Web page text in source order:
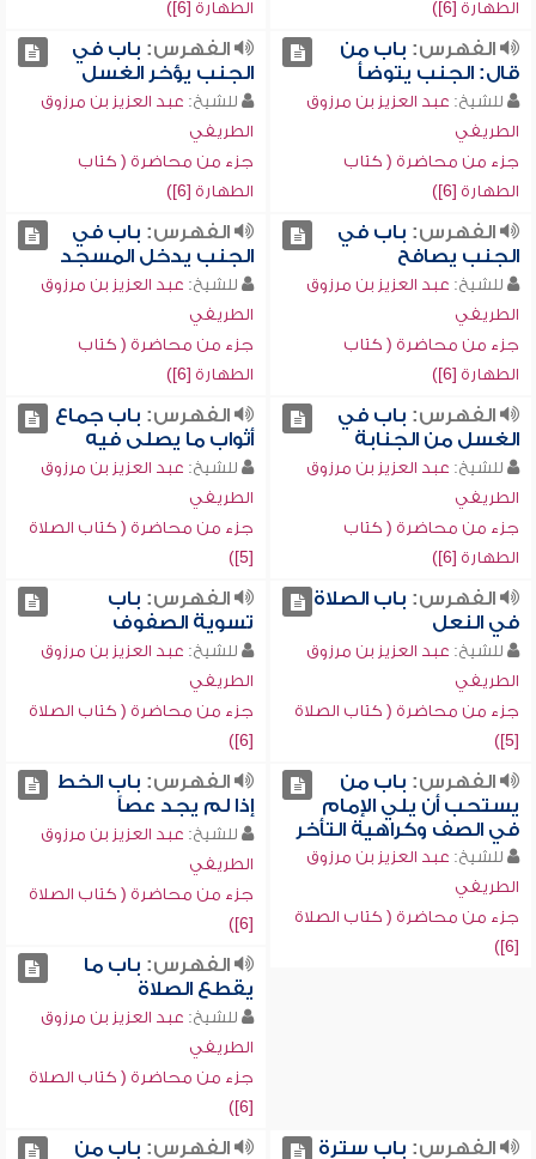
الطهارة [6])
الطهارة [6])
الفهرس: باب من
قال: الجنب يتوضأ
للشيخ: عبد العزيز بن مرزوق
الطريفي
جزء من محاضرة ( كتاب
الطهارة [6])
الفهرس: باب في
الجنب يؤخر الغسل
للشيخ: عبد العزيز بن مرزوق
الطريفي
جزء من محاضرة ( كتاب
الطهارة [6])
الفهرس: باب في
الجنب يصافح
للشيخ: عبد العزيز بن مرزوق
الطريفي
جزء من محاضرة ( كتاب
الطهارة [6])
الفهرس: باب في
الجنب يدخل المسجد
للشيخ: عبد العزيز بن مرزوق
الطريفي
جزء من محاضرة ( كتاب
الطهارة [6])
الفهرس: باب في
الغسل من الجنابة
للشيخ: عبد العزيز بن مرزوق
الطريفي
جزء من محاضرة ( كتاب
الطهارة [6])
الفهرس: باب جماع
أثواب ما يصلى فيه
للشيخ: عبد العزيز بن مرزوق
الطريفي
جزء من محاضرة ( كتاب الصلاة
[5])
الفهرس: باب الصلاة
في النعل
للشيخ: عبد العزيز بن مرزوق
الطريفي
جزء من محاضرة ( كتاب الصلاة
[5])
الفهرس: باب
تسوية الصفوف
للشيخ: عبد العزيز بن مرزوق
الطريفي
جزء من محاضرة ( كتاب الصلاة
[6])
الفهرس: باب من
يستحب أن يلي الإمام
في الصف وكراهية التأخر
للشيخ: عبد العزيز بن مرزوق
الطريفي
جزء من محاضرة ( كتاب الصلاة
[6])
الفهرس: باب الخط
إذا لم يجد عصاً
للشيخ: عبد العزيز بن مرزوق
الطريفي
جزء من محاضرة ( كتاب الصلاة
[6])
الفهرس: باب ما
يقطع الصلاة
للشيخ: عبد العزيز بن مرزوق
الطريفي
جزء من محاضرة ( كتاب الصلاة
[6])
الفهرس: باب سترة الفهرس: باب من